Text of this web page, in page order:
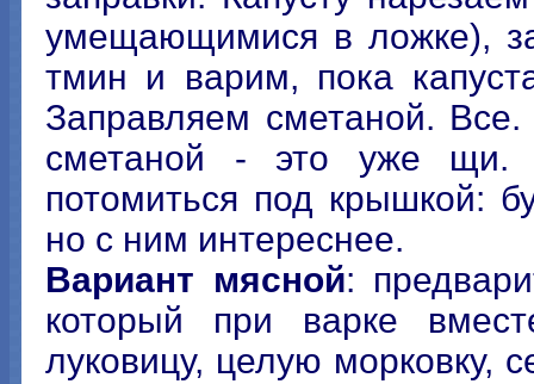
умещающимися в ложке),
тмин и варим, пока
Заправляем сметаной.
сметаной - это уже щи.
потомиться под крышкой:
но с ним интереснее.
Вариант мясной:
который при варке
луковицу, целую морковку,